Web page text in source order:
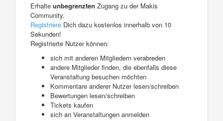
Erhalte unbegrenzten Zugang zu der Makis
Community.
Registriere Dich dazu kostenlos innerhalb von 10
Sekunden!
Registrierte Nutzer können:
sich mit anderen Mitgliedern verabreden
andere Mitglieder finden, die ebenfalls diese
Veranstaltung besuchen möchten
Kommentare anderer Nutzer lesen/schreiben
Bewertungen lesen/schreiben
Tickets kaufen
sich an Veranstaltungen anmelden